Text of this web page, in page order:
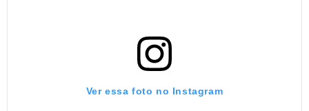
Ver essa foto no Instagram